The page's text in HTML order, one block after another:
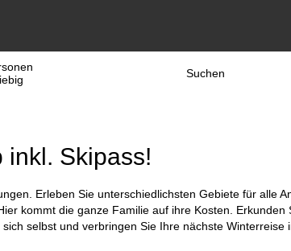
Suchen
inkl. Skipass!
Erleben Sie unterschiedlichsten Gebiete für alle
kommt die ganze Familie auf ihre Kosten. Erkunden
selbst und verbringen Sie Ihre nächste Winterreise